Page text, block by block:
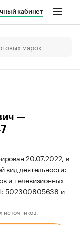
кабинет
—
20.07.2022, в
вид деятельности:
и телевизионных
502300805638 и